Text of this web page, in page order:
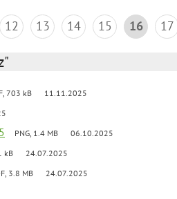
12 13 14 15 16 17
703 kB 11.11.2025
PNG, 1.4 MB 06.10.2025
kB 24.07.2025
3.8 MB 24.07.2025